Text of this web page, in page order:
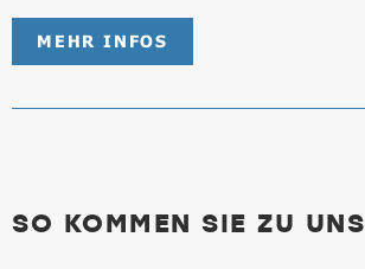
MEHR INFOS
SO KOMMEN SIE ZU UNS